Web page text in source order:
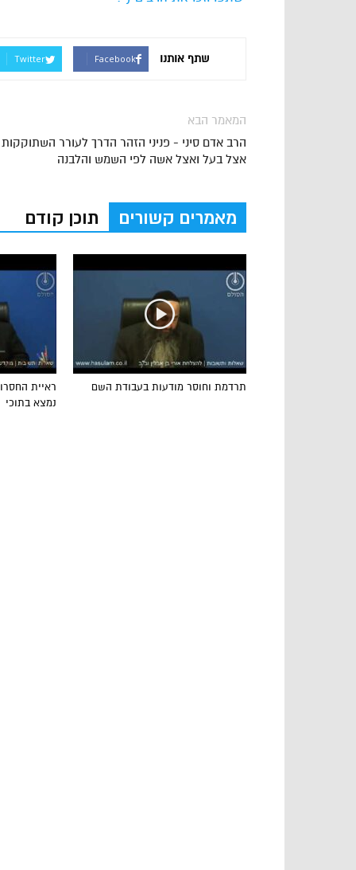
שתף אותנו Facebook
Twitter
המאמר הבא
הרב אדם סיני - פניני הזהר הדרך לעורר השתוקקות
אצל בעל ואצל אשה לפי השמש והלבנה
מאמרים קשורים תוכן קודם
ראיית
נמצא בתוכי
תרדמת וחוסר מודעות בעבודת השם